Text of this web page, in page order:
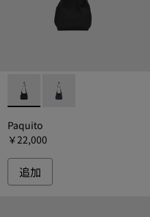
ュック
- ピオ リュック
Paquito - B1331-011 - パキ
Paquito - B1331-
Paquito
￥22,000
追加